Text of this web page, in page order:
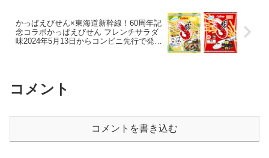
かっぱえびせん×東海道新幹線！60周年記
念コラボかっぱえびせん フレンチサラダ
味2024年5月13日からコンビニ先行で発
コメント
コメントを書き込む